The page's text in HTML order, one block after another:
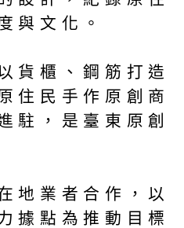
與文化。
貨櫃、鋼筋打造
住民手作原創商
駐，是臺東原創
地業者合作，以
據點為推動目標